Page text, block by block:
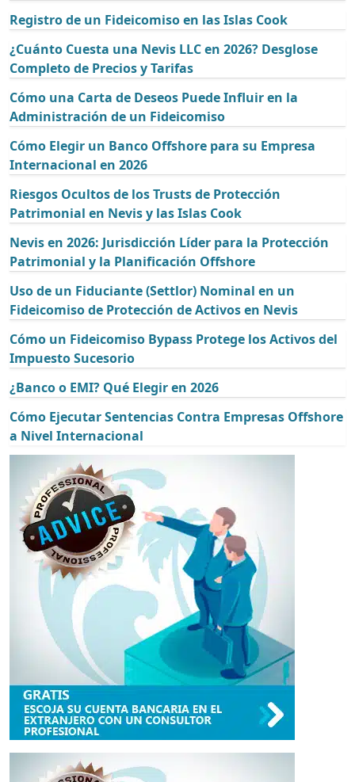
Registro de un Fideicomiso en las Islas Cook
¿Cuánto Cuesta una Nevis LLC en 2026? Desglose
Completo de Precios y Tarifas
Cómo una Carta de Deseos Puede Influir en la
Administración de un Fideicomiso
Cómo Elegir un Banco Offshore para su Empresa
Internacional en 2026
Riesgos Ocultos de los Trusts de Protección
Patrimonial en Nevis y las Islas Cook
Nevis en 2026: Jurisdicción Líder para la Protección
Patrimonial y la Planificación Offshore
Uso de un Fiduciante (Settlor) Nominal en un
Fideicomiso de Protección de Activos en Nevis
Cómo un Fideicomiso Bypass Protege los Activos del
Impuesto Sucesorio
¿Banco o EMI? Qué Elegir en 2026
Cómo Ejecutar Sentencias Contra Empresas Offshore
a Nivel Internacional